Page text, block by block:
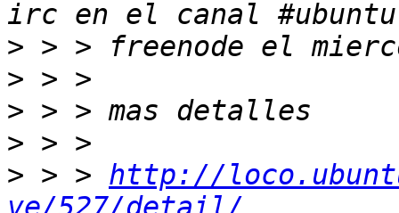
>
>
>
>
> > > http://